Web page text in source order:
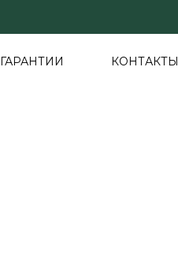
ГАРАНТИИ КОНТАКТЫ